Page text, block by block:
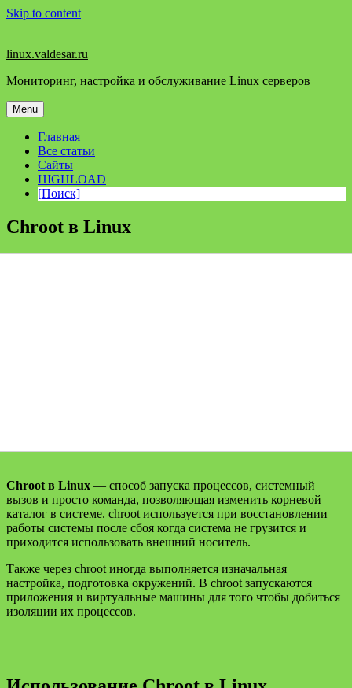
Skip to content
linux.valdesar.ru
Мониторинг, настройка и обслуживание Linux серверов
Menu
Главная
Все статьи
Сайты
HIGHLOAD
[Поиск]
Chroot в Linux
Chroot в Linux — способ запуска процессов, системный
вызов и просто команда, позволяющая изменить корневой
каталог в системе. chroot используется при восстановлении
работы системы после сбоя когда система не грузится и
приходится использовать внешний носитель.
Также через chroot иногда выполняется изначальная
настройка, подготовка окружений. В chroot запускаются
приложения и виртуальные машины для того чтобы добиться
изоляции их процессов.